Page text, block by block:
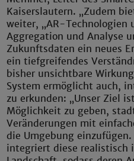
Kaiserslautern. „Zudem
weiter, „AR-Technologien
Aggregation und Analyse
Zukunftsdaten ein neues
ein tiefgreifendes
bisher unsichtbare
System ermöglicht auch,
zu erkunden: „Unser Ziel
Möglichkeit zu geben,
Veränderungen mit
die Umgebung
integriert diese realistisch